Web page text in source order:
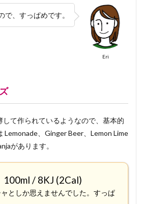
Eri
で、すっぱめです。
して作られているようなので、基本的
Lemonade、Ginger Beer、Lemon Lime
があります。
100ml / 8KJ (2Cal)
としか思えませんでした。すっぱ